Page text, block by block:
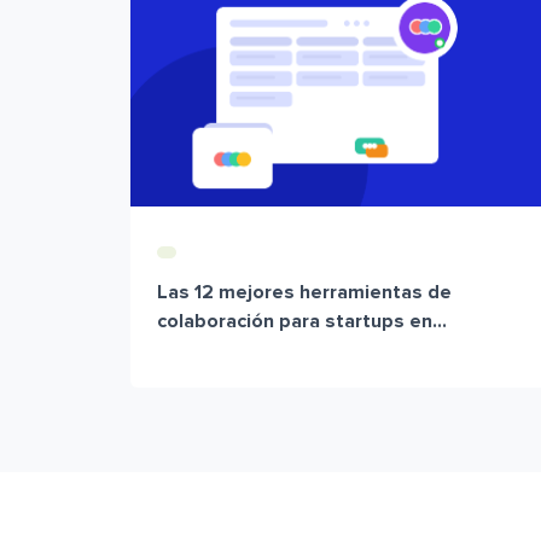
Las 12 mejores herramientas de
colaboración para startups en...